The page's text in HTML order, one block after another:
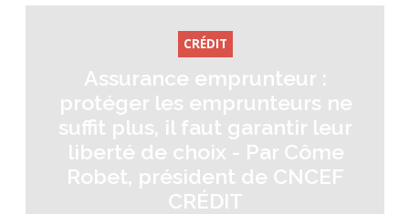
CRÉDIT
Assurance emprunteur :
protéger les emprunteurs ne
suffit plus, il faut garantir leur
liberté de choix - Par Côme
Robet, président de CNCEF
CRÉDIT